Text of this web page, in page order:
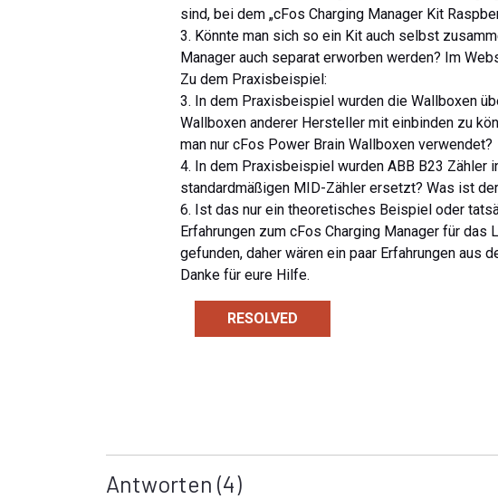
sind, bei dem „cFos Charging Manager Kit
3. Könnte man sich so ein Kit auch selbst
Manager auch separat erworben werden? Im
Zu dem Praxisbeispiel:
3. In dem Praxisbeispiel wurden die Wallboxen
Wallboxen anderer Hersteller mit einbinden zu
man nur cFos Power Brain Wallboxen verwendet?
4. In dem Praxisbeispiel wurden ABB B23 Zähler
standardmäßigen MID-Zähler ersetzt? Was ist
6. Ist das nur ein theoretisches Beispiel oder
Erfahrungen zum cFos Charging Manager für
gefunden, daher wären ein paar Erfahrungen aus
Danke für eure Hilfe.
RESOLVED
Antworten (4)